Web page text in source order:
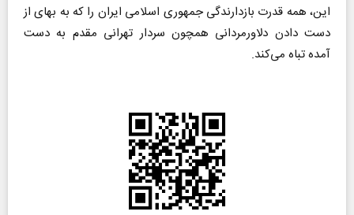
این، همه قدرت بازدارندگی جمهوری اسلامی ایران را که به بهای از
دست دادن دلاورمردانی همچون سردار تهرانی مقدم به دست
آمده تباه می‌کند.